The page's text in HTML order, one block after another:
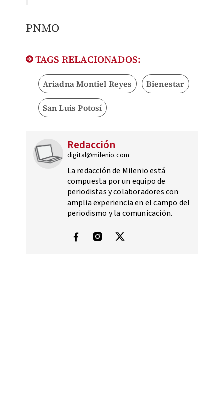
PNMO
TAGS RELACIONADOS:
Ariadna Montiel Reyes Bienestar
San Luis Potosí
Redacción
digital@milenio.com
La redacción de Milenio está
compuesta por un equipo de
periodistas y colaboradores con
amplia experiencia en el campo del
periodismo y la comunicación.